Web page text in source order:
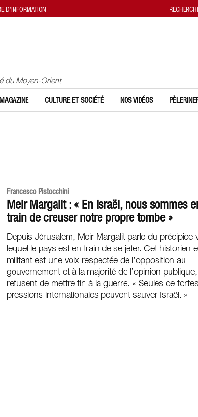
du Moyen-Orient
CULTURE ET SOCIÉTÉ NOS VIDÉOS
Francesco Pistocchini
Meir Margalit : « En Israël, nous sommes
train de creuser notre propre tombe »
Depuis Jérusalem, Meir Margalit parle du précipice
lequel le pays est en train de se jeter. Cet historien
militant est une voix respectée de l’opposition au
gouvernement et à la majorité de l’opinion
refusent de mettre fin à la guerre. « Seules de fortes
pressions internationales peuvent sauver Israël. »
D'INFORMATION